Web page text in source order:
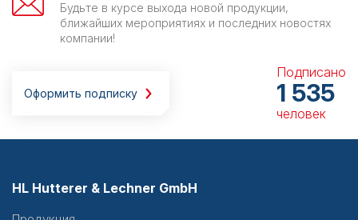
Будьте в курсе выхода новой продукции,
ближайших мероприятиях и последних новостях
компании!
Оформить подписку
Подписано
1 535
человек
HL Hutterer & Lechner GmbH